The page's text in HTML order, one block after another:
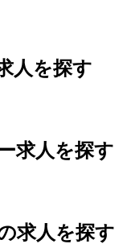
人を探す
求人を探す
求人を探す